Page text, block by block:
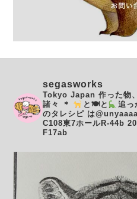
segasworks
Tokyo Japan 作った物
諸々
＊ と🍽と 追っ
のタレシピ は
C108東7ホールR-44b
F17ab